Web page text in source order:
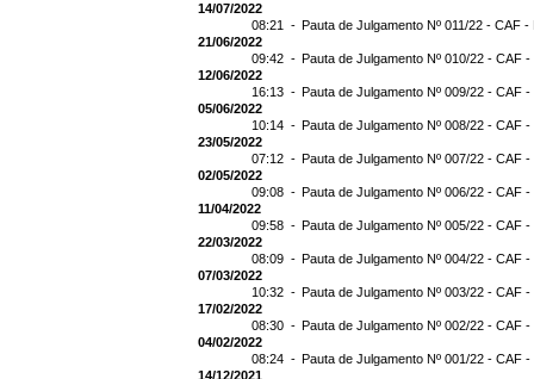
14/07/2022
08:21 - Pauta de Julgamento Nº 011/22 - CAF -
21/06/2022
09:42 - Pauta de Julgamento Nº 010/22 - CAF
12/06/2022
16:13 - Pauta de Julgamento Nº 009/22 - CAF
05/06/2022
10:14 - Pauta de Julgamento Nº 008/22 - CAF
23/05/2022
07:12 - Pauta de Julgamento Nº 007/22 - CAF
02/05/2022
09:08 - Pauta de Julgamento Nº 006/22 - CAF
11/04/2022
09:58 - Pauta de Julgamento Nº 005/22 - CAF
22/03/2022
08:09 - Pauta de Julgamento Nº 004/22 - CAF
07/03/2022
10:32 - Pauta de Julgamento Nº 003/22 - CAF
17/02/2022
08:30 - Pauta de Julgamento Nº 002/22 - CAF
04/02/2022
08:24 - Pauta de Julgamento Nº 001/22 - CAF
14/12/2021